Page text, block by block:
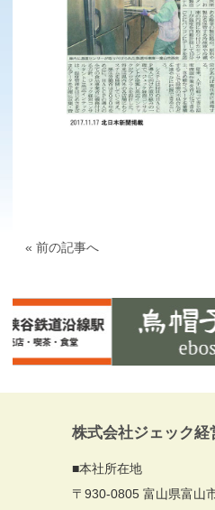
« 前の記事へ
株式会社ジェック経
■本社所在地
〒930-0805 富山県富山